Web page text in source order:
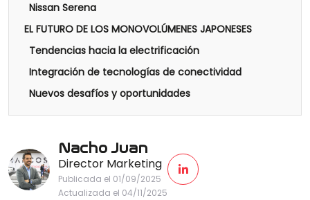
Nissan Serena
EL FUTURO DE LOS MONOVOLÚMENES JAPONESES
Tendencias hacia la electrificación
Integración de tecnologías de conectividad
Nuevos desafíos y oportunidades
Nacho Juan
Director Marketing
Publicada el 01/09/2025
Actualizada el 04/11/2025